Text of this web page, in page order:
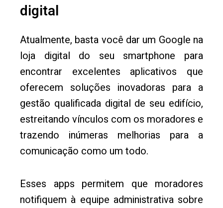
digital
Atualmente, basta você dar um Google na
loja digital do seu smartphone para
encontrar excelentes aplicativos que
oferecem soluções inovadoras para a
gestão qualificada digital de seu edifício,
estreitando vínculos com os moradores e
trazendo inúmeras melhorias para a
comunicação como um todo.
Esses apps permitem que moradores
notifiquem à equipe administrativa sobre